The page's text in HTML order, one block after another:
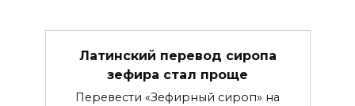
Латинский перевод сиропа
зефира стал проще
Перевести «Зефирный сироп» на